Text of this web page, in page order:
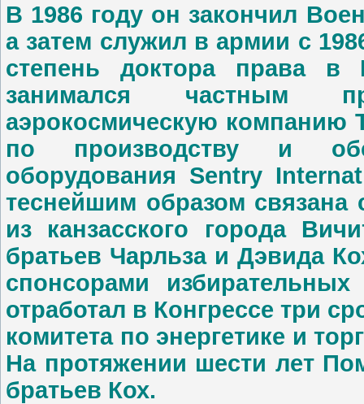
В 1986 году он закончил
а затем служил в армии с
степень доктора права в
занимался частным
аэрокосмическую компанию
по производству и
оборудования Sentry
теснейшим образом связана
из канзасского города
братьев Чарльза и Дэвида
спонсорами
отработал в Конгрессе три
комитета по энергетике и
На протяжении шести лет
братьев Кох.